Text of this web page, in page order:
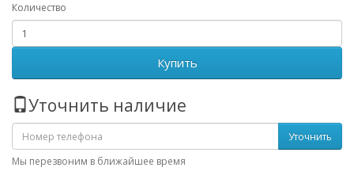
Количество
Купить
Уточнить наличие
Уточнить
Мы перезвоним в ближайшее время